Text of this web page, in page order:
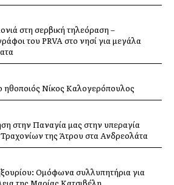
στη σερβική τηλεόραση –
του PRVA στο νησί για μεγάλα
ηθοποιός Νίκος Καλογερόπουλος
στην Παναγία μας στην υπεραγία
της Άτρου στα Ανδρεολάτα
Ομόφωνα συλλυπητήρια για